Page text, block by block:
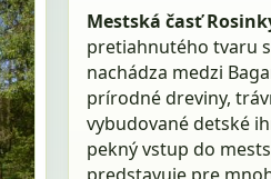
Mestská časť
pretiahnutého tvaru
nachádza medzi
prírodné dreviny,
vybudované detské
pekný vstup do
predstavuje pre